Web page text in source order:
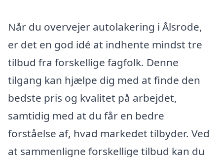
Når du overvejer autolakering i Ålsrode,
er det en god idé at indhente mindst tre
tilbud fra forskellige fagfolk. Denne
tilgang kan hjælpe dig med at finde den
bedste pris og kvalitet på arbejdet,
samtidig med at du får en bedre
forståelse af, hvad markedet tilbyder. Ved
at sammenligne forskellige tilbud kan du